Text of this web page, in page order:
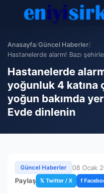
Anasayfa/Güncel Haberler/
Hastanelerde alarm! Bazı
Hastanelerde
yoğunluk 4 katına
yoğun bakımda
Evde dinlenin
Güncel Haberler
08 Ocak
Paylaş 𝕏 Twitter / X f